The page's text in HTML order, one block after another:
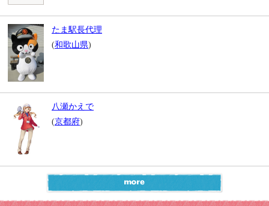
たま駅長代理
(和歌山県)
八瀬かえで
(京都府)